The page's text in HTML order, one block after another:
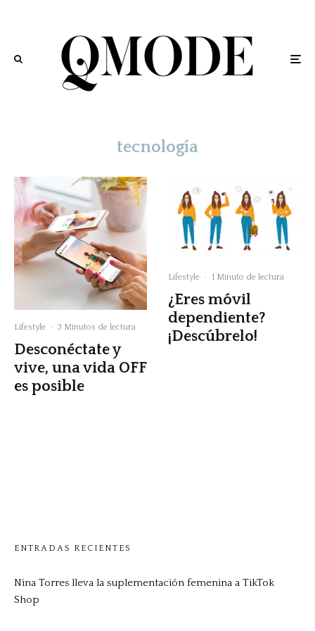
tecnología
Lifestyle · 3 Minutos de lectura
Desconéctate y
vive, una vida OFF
es posible
Lifestyle · 1 Minuto de lectura
¿Eres móvil
dependiente?
¡Descúbrelo!
ENTRADAS RECIENTES
Nina Torres lleva la suplementación femenina a TikTok
Shop